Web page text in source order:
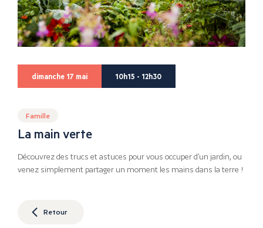
dimanche 17 mai 10h15 - 12h30
Famille
La main verte
Découvrez des trucs et astuces pour vous occuper d’un jardin, ou
venez simplement partager un moment les mains dans la terre !
Retour